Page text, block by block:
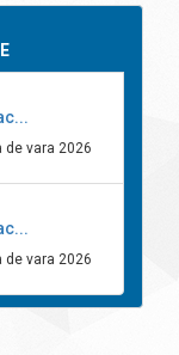
vara 2026
vara 2026